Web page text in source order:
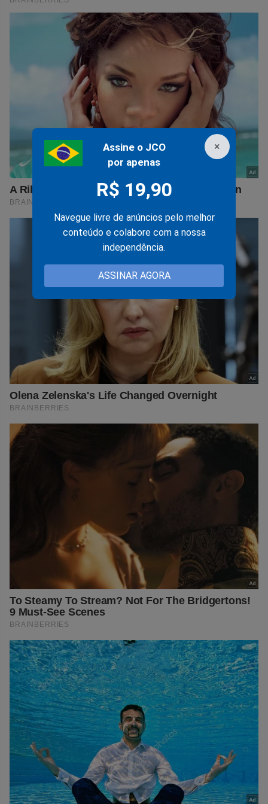
×
Assine o JCO
por apenas
R$ 19,90
Navegue livre de anúncios pelo melhor
conteúdo e colabore com a nossa
independência.
ASSINAR AGORA